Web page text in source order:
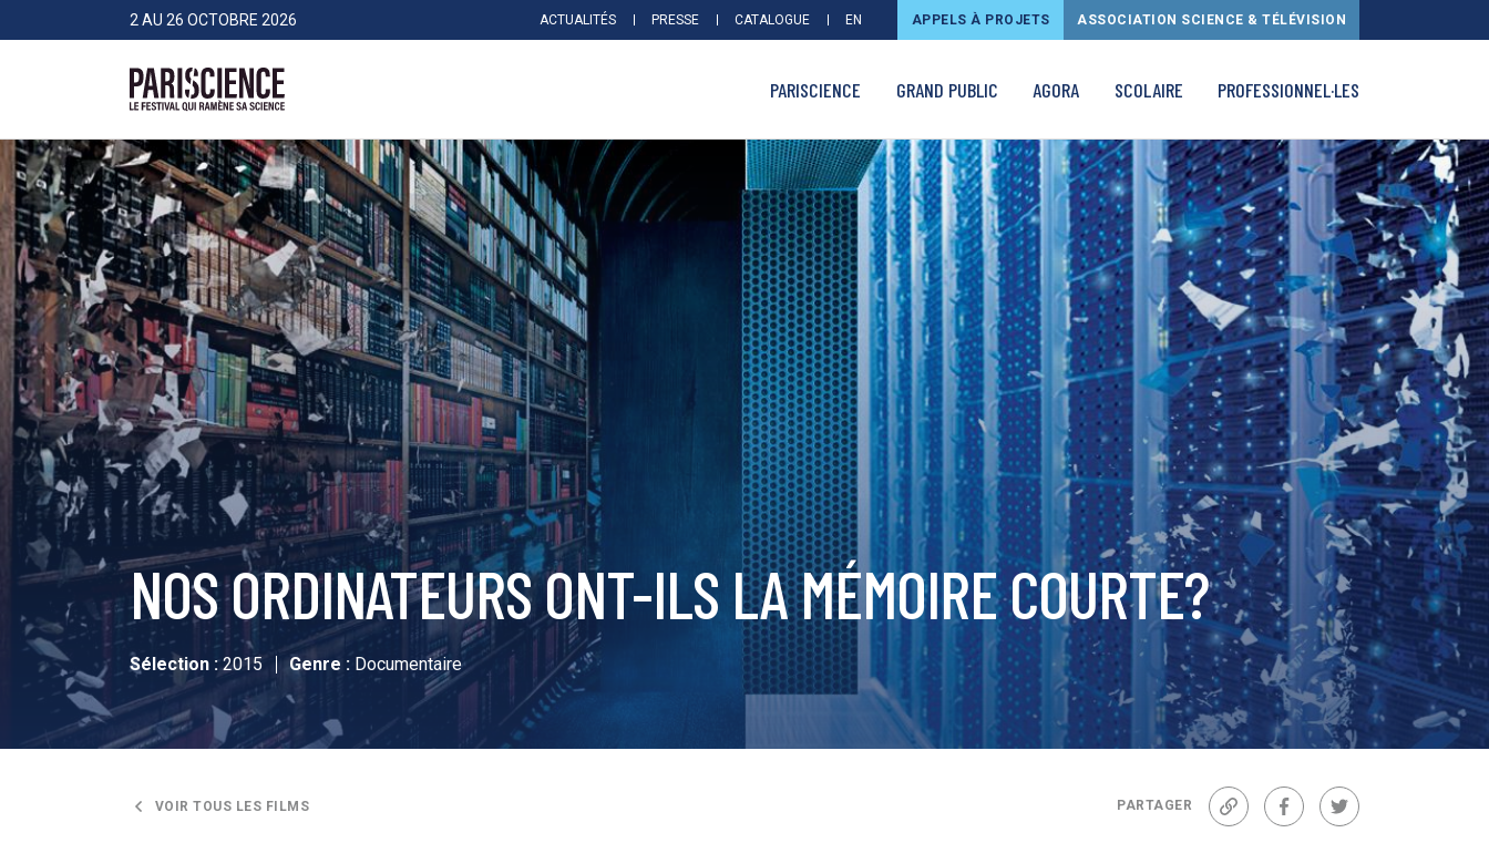
>Aller au contenu2 AU 26 OCTOBRE 2026 ACTUALITÉS PRESSE CATALOGUE EN APPELS À PROJETS ASSOCIATION SCIENCE & TÉLÉVISION
PARISCIENCE GRAND PUBLIC AGORA SCOLAIRE PROFESSIONNEL·LES
NOS ORDINATEURS ONT-ILS LA MÉMOIRE COURTE?
Sélection :2015 Genre : Documentaire
VOIR TOUS LES FILMS PARTAGER
Lien FacebookTwitter
Panneau de gestion des cookies